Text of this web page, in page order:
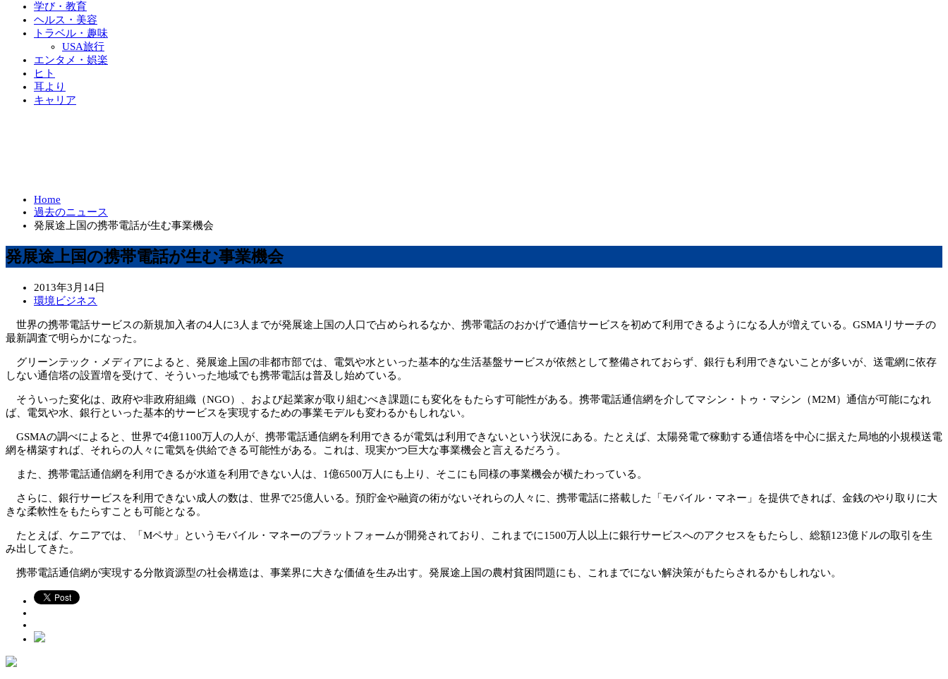
学び・教育
ヘルス・美容
トラベル・趣味
USA旅行
エンタメ・娯楽
ヒト
耳より
キャリア
Home
過去のニュース
発展途上国の携帯電話が生む事業機会
発展途上国の携帯電話が生む事業機会
2013年3月14日
環境ビジネス
世界の携帯電話サービスの新規加入者の4人に3人までが発展途上国の人口で占められるなか、携帯電話のおかげで通信サービスを初めて利用できるようになる人が増えている。GSMAリサーチの
最新調査で明らかになった。
グリーンテック・メディアによると、発展途上国の非都市部では、電気や水といった基本的な生活基盤サービスが依然として整備されておらず、銀行も利用できないことが多いが、送電網に依存
しない通信塔の設置増を受けて、そういった地域でも携帯電話は普及し始めている。
そういった変化は、政府や非政府組織（NGO）、および起業家が取り組むべき課題にも変化をもたらす可能性がある。携帯電話通信網を介してマシン・トゥ・マシン（M2M）通信が可能になれ
ば、電気や水、銀行といった基本的サービスを実現するための事業モデルも変わるかもしれない。
GSMAの調べによると、世界で4億1100万人の人が、携帯電話通信網を利用できるが電気は利用できないという状況にある。たとえば、太陽発電で稼動する通信塔を中心に据えた局地的小規模送電
網を構築すれば、それらの人々に電気を供給できる可能性がある。これは、現実かつ巨大な事業機会と言えるだろう。
また、携帯電話通信網を利用できるが水道を利用できない人は、1億6500万人にも上り、そこにも同様の事業機会が横たわっている。
さらに、銀行サービスを利用できない成人の数は、世界で25億人いる。預貯金や融資の術がないそれらの人々に、携帯電話に搭載した「モバイル・マネー」を提供できれば、金銭のやり取りに大
きな柔軟性をもたらすことも可能となる。
たとえば、ケニアでは、「Mペサ」というモバイル・マネーのプラットフォームが開発されており、これまでに1500万人以上に銀行サービスへのアクセスをもたらし、総額123億ドルの取引を生
み出してきた。
携帯電話通信網が実現する分散資源型の社会構造は、事業界に大きな価値を生み出す。発展途上国の農村貧困問題にも、これまでにない解決策がもたらされるかもしれない。